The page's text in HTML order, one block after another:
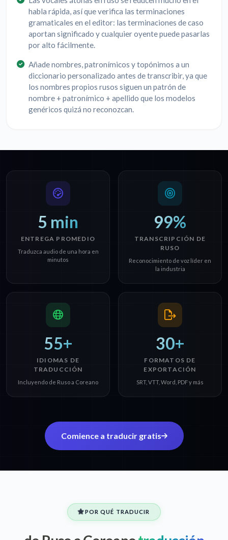
habla rápida, así que verifica las terminaciones
gramaticales en el editor: las terminaciones de caso
aportan significado y cualquier oyente puede pasarlas
por alto fácilmente.
Añade nombres, patronímicos y topónimos a un
diccionario personalizado antes de transcribir, ya que
los nombres propios rusos siguen un patrón de
nombre + patronímico + apellido que los modelos
genéricos quizá no reconozcan.
5 min
ENTREGA PROMEDIO
Traduzca audio de una hora en
minutos
99%
TRANSCRIPCIÓN DE
RUSO
Reconocimiento de voz líder en
la industria
55+
IDIOMAS DE
TRADUCCIÓN
Incluyendo de Ruso a Coreano
30+
FORMATOS DE
EXPORTACIÓN
SRT, VTT, Word, PDF y más
Comience a traducir gratis
POR QUÉ TRADUCIR